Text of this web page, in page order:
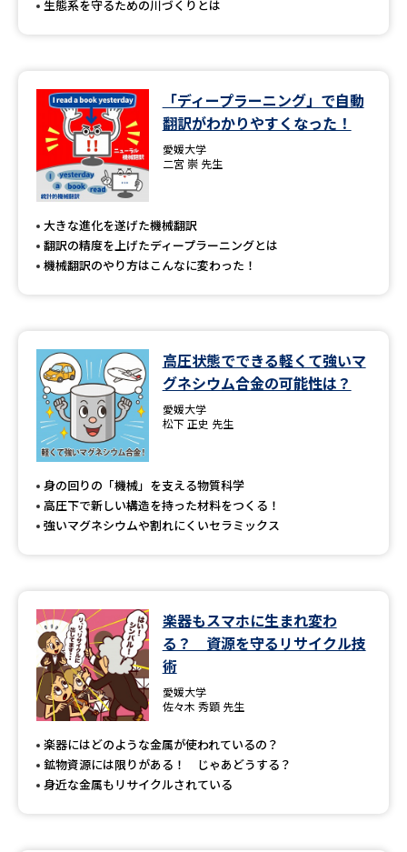
生態系を守るための川づくりとは
「ディープラーニング」で自動
翻訳がわかりやすくなった！
愛媛大学
二宮 崇 先生
大きな進化を遂げた機械翻訳
翻訳の精度を上げたディープラーニングとは
機械翻訳のやり方はこんなに変わった！
高圧状態でできる軽くて強いマ
グネシウム合金の可能性は？
愛媛大学
松下 正史 先生
身の回りの「機械」を支える物質科学
高圧下で新しい構造を持った材料をつくる！
強いマグネシウムや割れにくいセラミックス
楽器もスマホに生まれ変わ
る？ 資源を守るリサイクル技
術
愛媛大学
佐々木 秀顕 先生
楽器にはどのような金属が使われているの？
鉱物資源には限りがある！ じゃあどうする？
身近な金属もリサイクルされている